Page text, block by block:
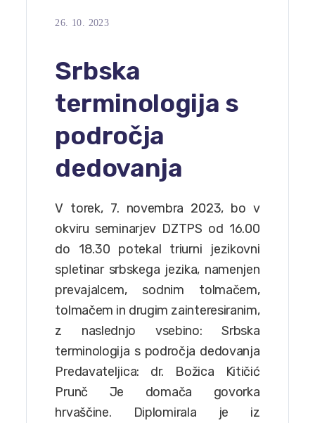
26. 10. 2023
Srbska
terminologija s
področja
dedovanja
V torek, 7. novembra 2023, bo v
okviru seminarjev DZTPS od 16.00
do 18.30 potekal triurni jezikovni
spletinar srbskega jezika, namenjen
prevajalcem, sodnim tolmačem,
tolmačem in drugim zainteresiranim,
z naslednjo vsebino: Srbska
terminologija s področja dedovanja
Predavateljica: dr. Božica Kitičić
Prunč Je domača govorka
hrvaščine. Diplomirala je iz